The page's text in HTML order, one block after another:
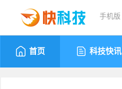
手机版
首页 科技快讯